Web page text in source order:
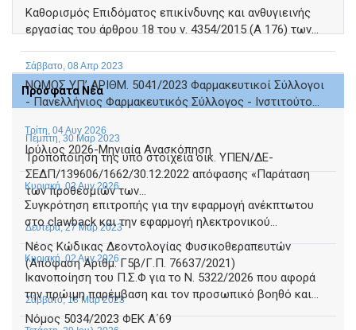
Καθορισμός Επιδόματος επικίνδυνης και ανθυγιεινής
εργασίας του άρθρου 18 του ν. 4354/2015 (Α 176) των...
Σάββατο, 08 Απρ 2023
NOMOΣ ΥΠ’ ΑΡΙΘΜ. 5041/2023 Φαρμακευτικοί Σύλλογοι
- Πανελλήνιος Φαρμακευτικός Σύλλογος - Ινστιτούτο...
Πέμπτη, 30 Μαρ 2023
Τροποποίηση της υπό στοιχεία οικ. ΥΠΕΝ/ΔΕ-
ΣΕΔΠ/139606/1662/30.12.2022 απόφασης «Παράταση
των προθεσμιών των...
Δευτέρα, 27 Μαρ 2023
Νέος Κώδικας Δεοντολογίας Φυσικοθεραπευτών
(Απόφαση Αριθμ. Γ5β/Γ.Π. 76637/2021)
Σάββατο, 18 Μαρ 2023
Νόμος 5034/2023 ΦΕΚ Α΄69
Πρόσφατα Νέα
Τρίτη, 04 Αυγ 2026
Ιούλιος 2026-Μηνιαία Ανασκόπηση
Κυριακή, 02 Αυγ 2026
Συγκρότηση επιτροπής για την εφαρμογή ανέκπτωτου
στο clawback και την εφαρμογή ηλεκτρονικού...
Κυριακή, 02 Αυγ 2026
Ικανοποίηση του Π.Σ.Φ για το Ν. 5322/2026 που αφορά
την πρώιμη παρέμβαση και τον προσωπικό βοηθό και...